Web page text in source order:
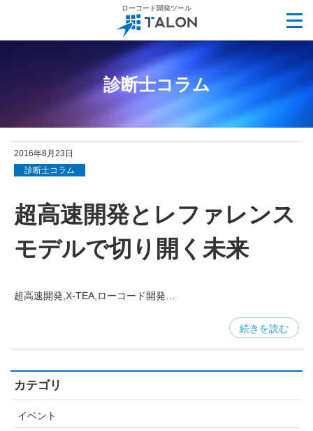
ローコード開発ツール
診断士コラム
2016年8月23日
診断士コラム
超高速開発とレファレンス
モデルで切り開く未来
超高速開発,X-TEA,ローコード開発…
続きを読む
カテゴリ
イベント